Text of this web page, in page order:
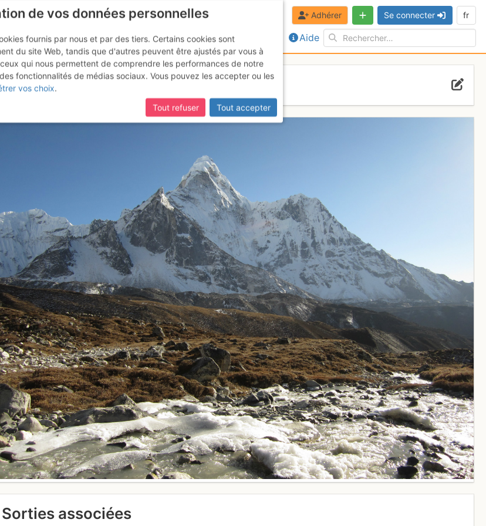
Aide
Adhérer Se connecter fr
Chhukung
Sorties associées
de vos données personnelles
fournis par nous et par des tiers. Certains cookies sont
du site Web, tandis que d'autres peuvent être ajustés par vous à
qui nous permettent de comprendre les performances de notre
fonctionnalités de médias sociaux. Vous pouvez les accepter ou les
vos choix.
Tout refuser
Tout accepter